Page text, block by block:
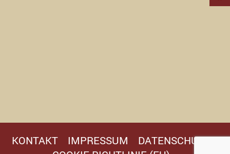
KONTAKT IMPRESSUM
DATENSCHUTZ